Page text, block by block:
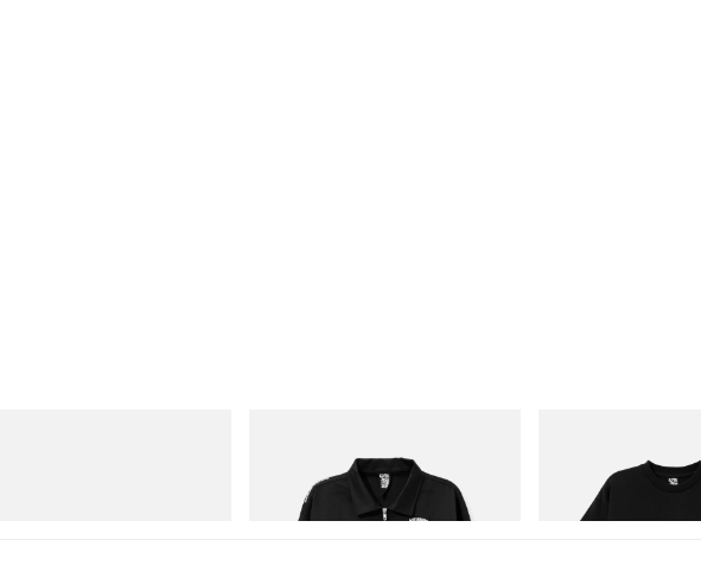
Billionaire Boys Club X Initial D Cotton
立即購入
Billionaire Boys Club X
立即購入